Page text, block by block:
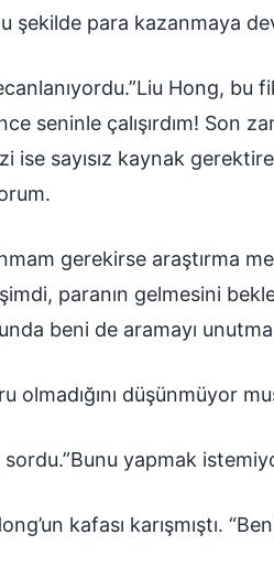
şekilde para kazanmaya
Hong, bu
seninle çalışırdım! Son
ise sayısız kaynak
gerekirse araştırma
paranın gelmesini
beni de aramayı
olmadığını düşünmüyor
sordu.”Bunu yapmak
kafası karışmıştı.